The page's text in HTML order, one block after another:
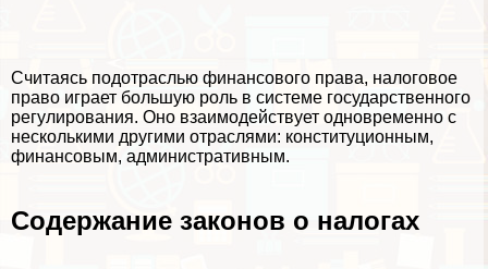
Считаясь подотраслью финансового права, налоговое
право играет большую роль в системе государственного
регулирования. Оно взаимодействует одновременно с
несколькими другими отраслями: конституционным,
финансовым, административным.
Содержание законов о налогах